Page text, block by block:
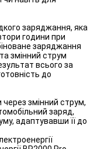
заряджання, яка
години при
заряджання
змінний струм
всього за
до
змінний струм,
заряд,
адаптувавши її до